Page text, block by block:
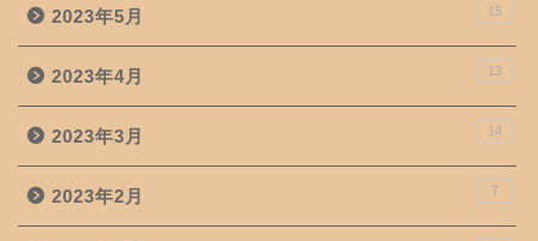
2023年5月 15
2023年4月 13
2023年3月 14
2023年2月 7